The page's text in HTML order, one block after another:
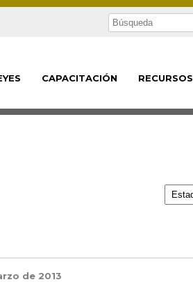
CAPACITACIÓN RECURSOS
de 2013